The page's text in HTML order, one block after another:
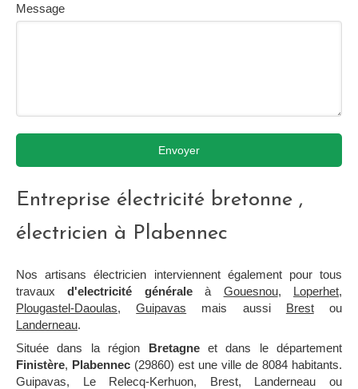
Message
Envoyer
Entreprise électricité bretonne ,
électricien à Plabennec
Nos artisans électricien interviennent également pour tous
travaux d'electricité généraleà Gouesnou, Loperhet,
Plougastel-Daoulas,Guipavas mais aussi Brestou
Landerneau.
Située dans la région Bretagneet dans le département
Finistère, Plabennec (29860) est une ville de 8084 habitants.
Guipavas, Le Relecq-Kerhuon, Brest, Landerneau ou